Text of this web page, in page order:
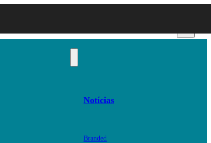
Notícias
Branded